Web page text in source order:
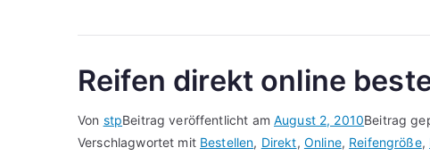
Reifen direkt online
Von stpBeitrag veröffentlicht am August 2, 2010Beitrag
Verschlagwortet mit Bestellen, Direkt, Online, Reifengröße,